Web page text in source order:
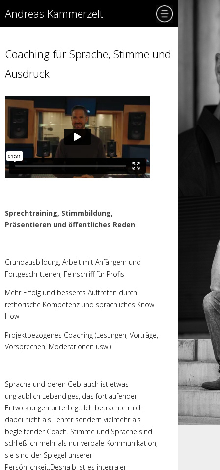
Andreas Kammerzelt
Coaching für Sprache, Stimme und
Ausdruck
Sprechtraining, Stimmbildung,
Präsentieren und öffentliches Reden
Grundausbildung, Arbeit mit Anfängern und
Fortgeschrittenen, Feinschliff für Profis
Mehr Erfolg und besseres Auftreten durch
rethorische Kompetenz und sprachliches Know
How
Projektbezogenes Coaching (Lesungen, Vorträge,
Vorsprechen, Moderationen usw.)
Sprache und deren Gebrauch ist etwas
unglaublich Lebendiges, das fortlaufender
Entwicklungen unterliegt. Ich betrachte mich
dabei nicht als Lehrer sondern vielmehr als
begleitender Coach. Stimme und Sprache sind
schließlich mehr als nur verbale Kommunikation,
sie sind der Spiegel unserer
Persönlichkeit.Deshalb ist es integraler